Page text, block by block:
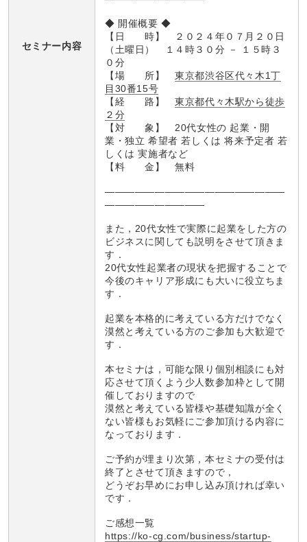
セミナー内容
◆ 開催概要 ◆
【日 時】 ２０２４年０７月２０日
（土曜日） １４時３０分 － １５時３
０分
【場 所】東京都渋谷区代々木1丁
目30番15号
【経 路】東京都代々木駅から徒歩
２分
【対 象】 20代女性の 起業・開
業・独立 希望者 若しくは 将来予定者 若
しくは 実施者など
【料 金】 無料
――――――――――――――――――
――――――――――
また，20代女性で実際に起業をした方の
ビジネスに関しても説明をさせて頂きま
す．
20代女性起業者の現状を把握することで
今後のキャリア形成にも大いに役立ちま
す．
起業を本格的に考えている方だけでなく
漠然と考えている方のご参加も大歓迎で
す．
本セミナは，可能な限り個別相談にも対
応させて頂くよう少人数参加枠として開
催しておりますので
漠然と考えている皆様や基礎知識が全く
ない皆様もお気軽にご参加頂ける内容に
なっております．
ご予約が埋まり次第，本セミナの受付は
終了とさせて頂きますので，
どうぞお早めにお申し込み頂ければ幸い
です．
ご感想一覧
https://ko-cg.com/business/startup-